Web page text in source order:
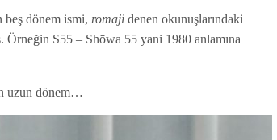
beş dönem ismi, romaji denen okunuşlarındaki
S55 – Shōwa 55 yani 1980 anlamına
uzun dönem…